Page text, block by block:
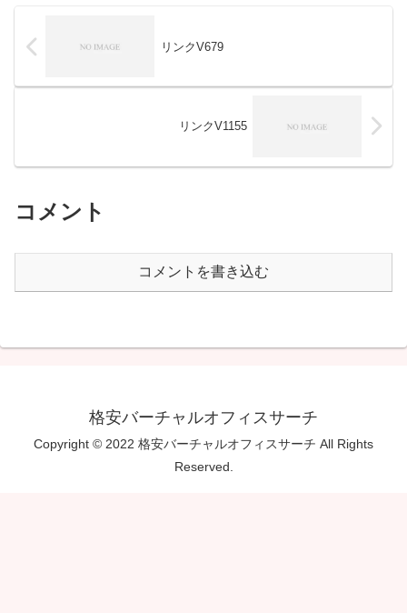
リンクV679
リンクV1155
コメント
コメントを書き込む
格安バーチャルオフィスサーチ
Copyright © 2022 格安バーチャルオフィスサーチ All Rights
Reserved.